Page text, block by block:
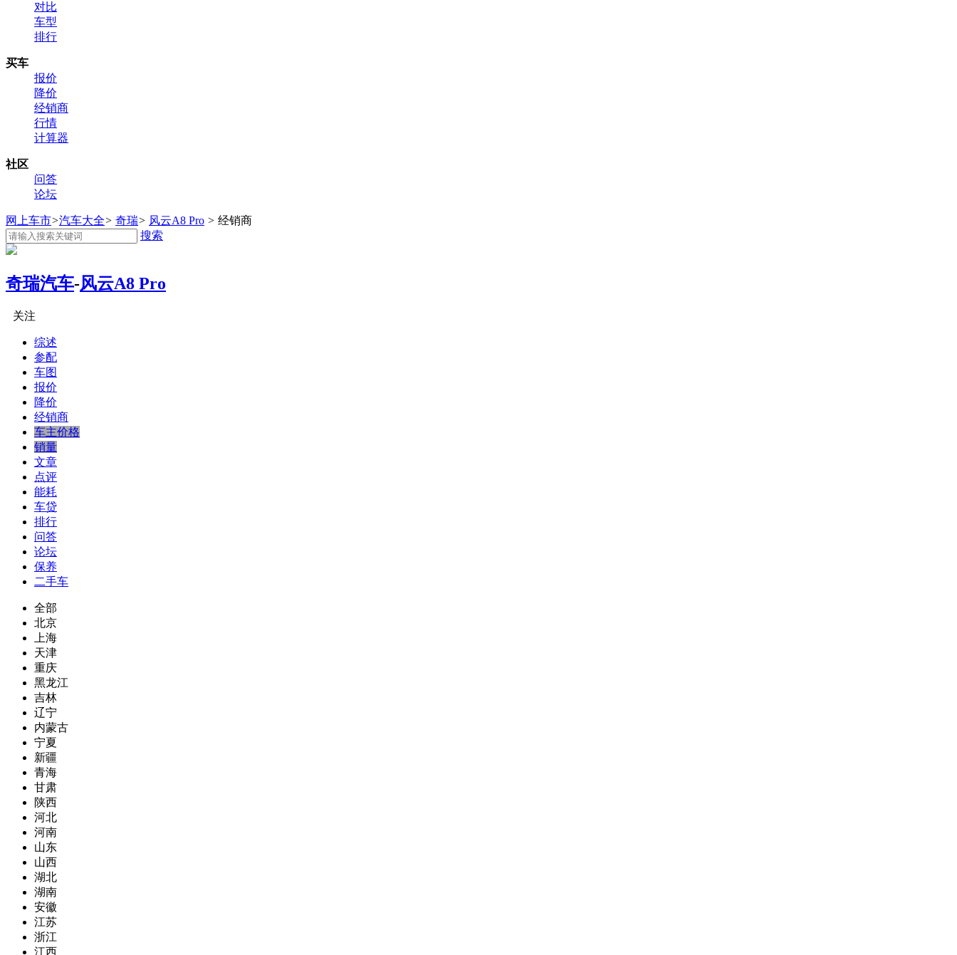
对比
车型
排行
买车
报价
降价
经销商
行情
计算器
社区
问答
论坛
网上车市>汽车大全> 奇瑞> 风云A8 Pro > 经销商
搜索
奇瑞汽车-风云A8 Pro
关注
综述
参配
车图
报价
降价
经销商
车主价格
销量
文章
点评
能耗
车贷
排行
问答
论坛
保养
二手车
全部
北京
上海
天津
重庆
黑龙江
吉林
辽宁
内蒙古
宁夏
新疆
青海
甘肃
陕西
河北
河南
山东
山西
湖北
湖南
安徽
江苏
浙江
江西